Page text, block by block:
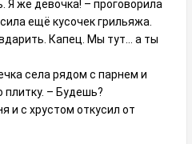
Я же девочка! – проговорила
ещё кусочек грильяжа.
Капец. Мы тут… а ты
села рядом с парнем и
– Будешь?
и с хрустом откусил от